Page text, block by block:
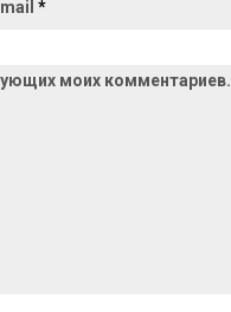
*
моих комментариев.